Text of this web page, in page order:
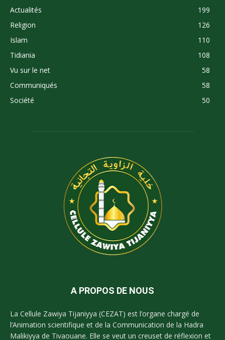
Actualités
199
Religion
126
Islam
110
Tidiania
108
Vu sur le net
58
Communiqués
58
Société
50
A PROPOS DE NOUS
La Cellule Zawiya Tijaniyya (CEZAT) est l’organe chargé de
l’Animation scientifique et de la Communication de la Hadra
Malikiyya de Tivaouane. Elle se veut un creuset de réflexion et